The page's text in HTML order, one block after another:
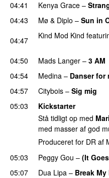
04:41
Kenya Grace –
04:43 Mø & Diplo – Sun in
04:47
Kind Mod Kind
04:50 Mads Langer – 3 AM
04:54
Medina – Danser for
04:57
Citybois – Sig mig
05:03
Kickstarter
Stå tidligt op med
med masser af god
Produceret for DR af
05:03
Peggy Gou – (It
05:07 Dua Lipa – Break My